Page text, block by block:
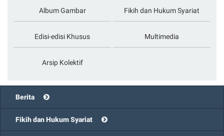
Album Gambar Fikih dan Hukum Syariat
Edisi-edisi Khusus Multimedia
Arsip Kolektif
Berita
Fikih dan Hukum Syariat